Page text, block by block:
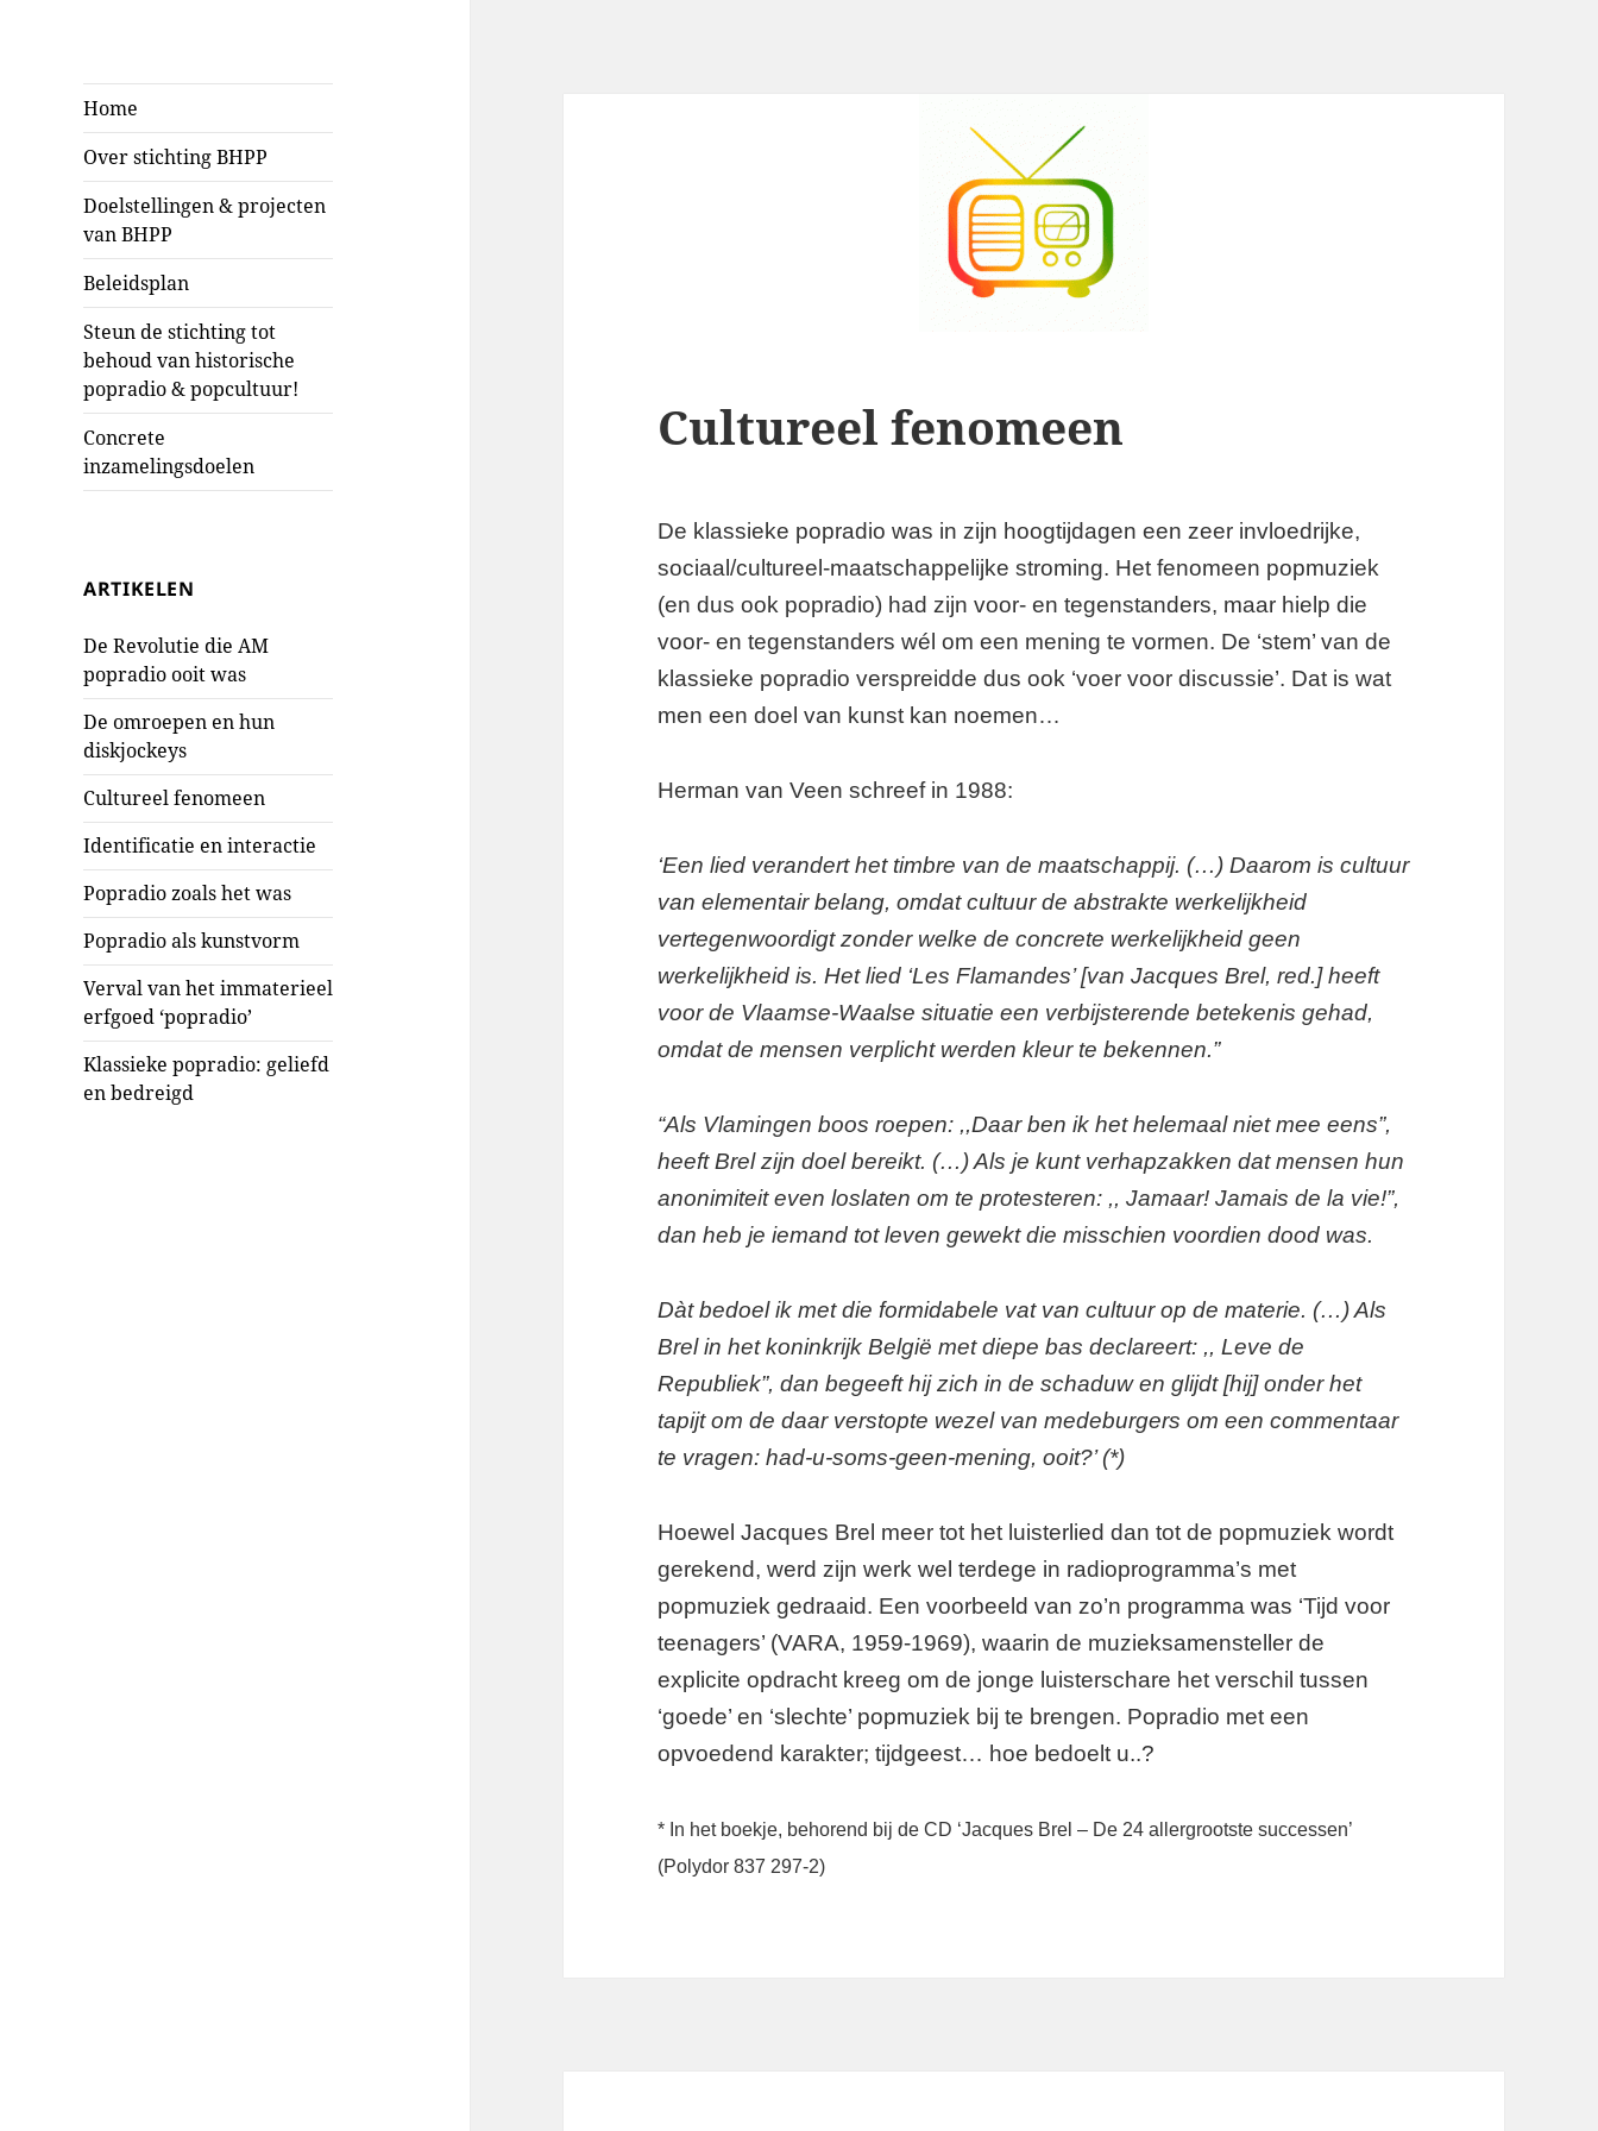
Stichting BHPP
Klassieke popradio &
popcultuur voor de
toekomst behouden
Home
Over stichting BHPP
Doelstellingen & projecten
van BHPP
Beleidsplan
Steun de stichting tot
behoud van historische
popradio & popcultuur!
Concrete
inzamelingsdoelen
ARTIKELEN
De Revolutie die AM
popradio ooit was
De omroepen en hun
diskjockeys
Cultureel fenomeen
Identificatie en interactie
Popradio zoals het was
Popradio als kunstvorm
Verval van het immaterieel
erfgoed ‘popradio’
Klassieke popradio: geliefd
en bedreigd
Cultureel fenomeen
De klassieke popradio was in zijn hoogtijdagen een zeer invloedrijke,
sociaal/cultureel-maatschappelijke stroming. Het fenomeen popmuziek
(en dus ook popradio) had zijn voor- en tegenstanders, maar hielp die
voor- en tegenstanders wél om een mening te vormen. De ‘stem’ van de
klassieke popradio verspreidde dus ook ‘voer voor discussie’. Dat is wat
men een doel van kunst kan noemen…
Herman van Veen schreef in 1988:
‘Een lied verandert het timbre van de maatschappij. (…) Daarom is cultuur
van elementair belang, omdat cultuur de abstrakte werkelijkheid
vertegenwoordigt zonder welke de concrete werkelijkheid geen
werkelijkheid is. Het lied ‘Les Flamandes’ [van Jacques Brel, red.] heeft
voor de Vlaamse-Waalse situatie een verbijsterende betekenis gehad,
omdat de mensen verplicht werden kleur te bekennen.”
“Als Vlamingen boos roepen: ,,Daar ben ik het helemaal niet mee eens”,
heeft Brel zijn doel bereikt. (…) Als je kunt verhapzakken dat mensen hun
anonimiteit even loslaten om te protesteren: ,, Jamaar! Jamais de la vie!”,
dan heb je iemand tot leven gewekt die misschien voordien dood was.
Dàt bedoel ik met die formidabele vat van cultuur op de materie. (…) Als
Brel in het koninkrijk België met diepe bas declareert: ,, Leve de
Republiek”, dan begeeft hij zich in de schaduw en glijdt [hij] onder het
tapijt om de daar verstopte wezel van medeburgers om een commentaar
te vragen: had-u-soms-geen-mening, ooit?’ (*)
Hoewel Jacques Brel meer tot het luisterlied dan tot de popmuziek wordt
gerekend, werd zijn werk wel terdege in radioprogramma’s met
popmuziek gedraaid. Een voorbeeld van zo’n programma was ‘Tijd voor
teenagers’ (VARA, 1959-1969), waarin de muzieksamensteller de
explicite opdracht kreeg om de jonge luisterschare het verschil tussen
‘goede’ en ‘slechte’ popmuziek bij te brengen. Popradio met een
opvoedend karakter; tijdgeest… hoe bedoelt u..?
* In het boekje, behorend bij de CD ‘Jacques Brel – De 24 allergrootste successen’
(Polydor 837 297-2)